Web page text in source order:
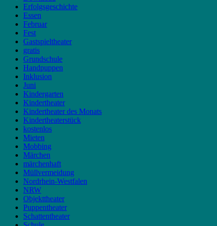
Erfolgsgeschichte
Essen
Februar
Fest
Gastspieltheater
gratis
Grundschule
Handpuppen
Inklusion
Juni
Kindergarten
Kindertheater
Kindertheater des Monats
Kindertheaterstück
kostenlos
Mieten
Mobbing
Märchen
märchenhaft
Müllvermeidung
Nordrhein-Westfalen
NRW
Objekttheater
Puppentheater
Schattentheater